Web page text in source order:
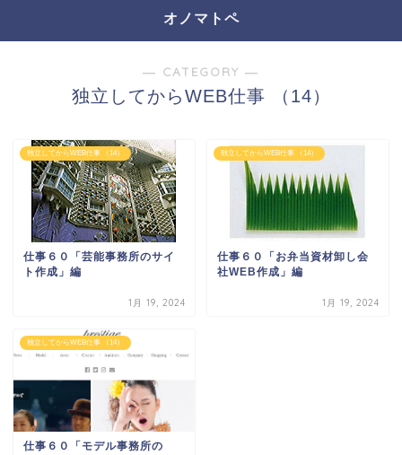
オノマトペ
― CATEGORY ―
独立してからWEB仕事 （14）
独立してからWEB仕事 （14）
仕事６０「芸能事務所のサイ
ト作成」編
1月 19, 2024
独立してからWEB仕事 （14）
仕事６０「お弁当資材卸し会
社WEB作成」編
1月 19, 2024
独立してからWEB仕事 （14）
仕事６０「モデル事務所の